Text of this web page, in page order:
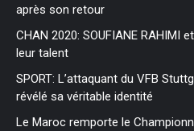
après son retour
CHAN 2020: SOUFIANE RAHIMI
leur talent
SPORT: L’attaquant du VFB
révélé sa véritable identité
Le Maroc remporte le